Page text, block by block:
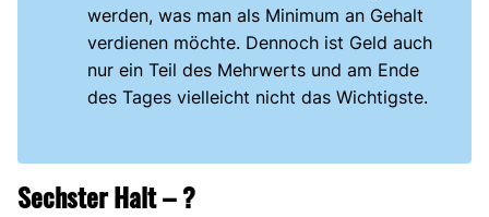
werden, was man als Minimum an Gehalt
verdienen möchte. Dennoch ist Geld auch
nur ein Teil des Mehrwerts und am Ende
des Tages vielleicht nicht das Wichtigste.
Sechster Halt – ?